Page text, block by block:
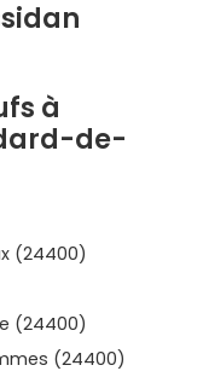
Médard-de-
:frais de notaire
et le service
les normes
une
; ton quotidien
communs
En
luminosité, d’un
tu peux
à
de-
(24400)
(24400)
(24400)